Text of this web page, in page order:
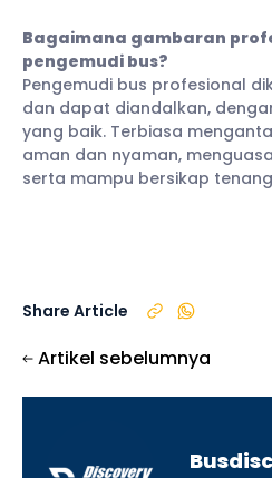
Bagaimana gambaran
pengemudi bus?
Pengemudi bus profesional
dan dapat diandalkan,
yang baik. Terbiasa
aman dan nyaman,
serta mampu bersikap
Share Article
Artikel sebelumnya